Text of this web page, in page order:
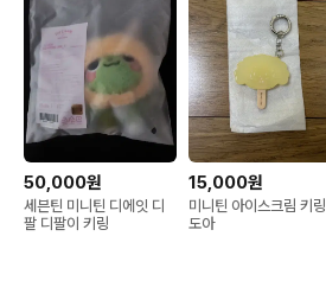
50,000원
세븐틴 미니틴 디에잇 디
팔 디팔이 키링
15,000원
미니틴 아이스크림 키링
도아